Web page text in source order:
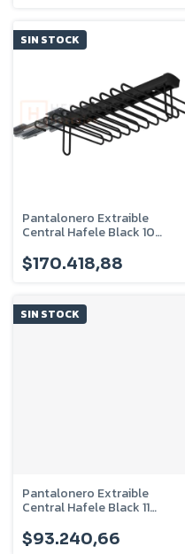
SIN STOCK
Pantalonero Extraible
Central Hafele Black 10
$170.418,88
SIN STOCK
Pantalonero Extraible
Central Hafele Black 11
$93.240,66